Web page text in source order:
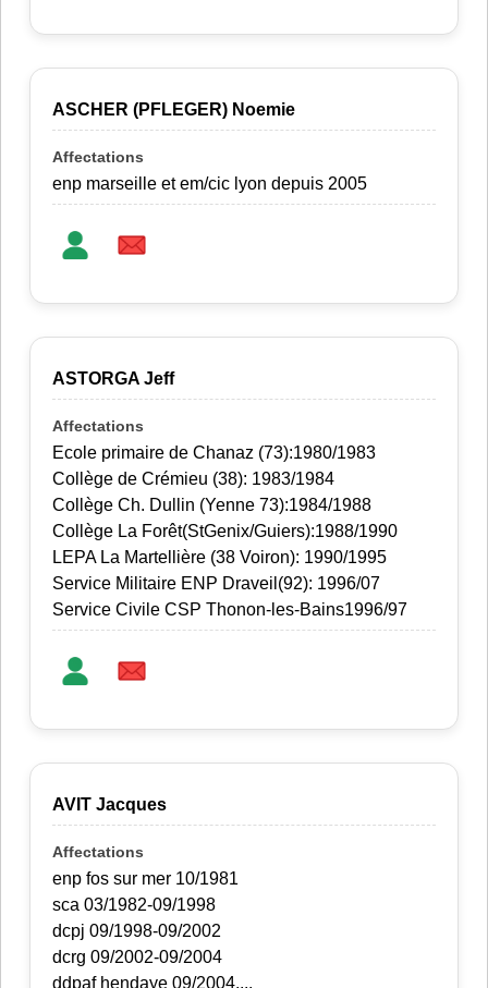
ASCHER (PFLEGER) Noemie
enp marseille et em/cic lyon depuis 2005
ASTORGA Jeff
Ecole primaire de Chanaz (73):1980/1983
Collège de Crémieu (38): 1983/1984
Collège Ch. Dullin (Yenne 73):1984/1988
Collège La Forêt(StGenix/Guiers):1988/1990
LEPA La Martellière (38 Voiron): 1990/1995
Service Militaire ENP Draveil(92): 1996/07
Service Civile CSP Thonon-les-Bains1996/97
AVIT Jacques
enp fos sur mer 10/1981
sca 03/1982-09/1998
dcpj 09/1998-09/2002
dcrg 09/2002-09/2004
ddpaf hendaye 09/2004....